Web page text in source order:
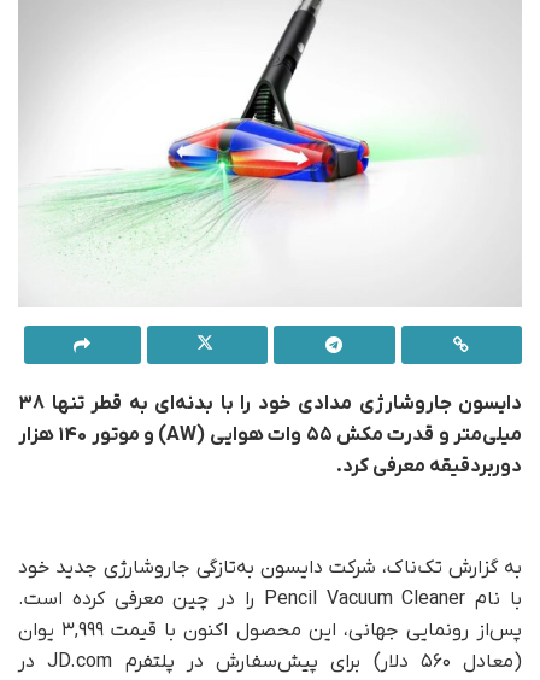
دایسون جاروشارژی مدادی خود را با بدنه‌ای به قطر تنها ۳۸
میلی‌متر و قدرت مکش ۵۵ وات هوایی (AW) و موتور ۱۴۰ هزار
دوربردقیقه معرفی کرد.
به گزارش تک‌ناک، شرکت دایسون به‌تازگی جاروشارژی جدید خود
با نام Pencil Vacuum Cleaner را در چین معرفی کرده است.
پس‌از رونمایی جهانی، این محصول اکنون با قیمت ۳,۹۹۹ یوان
(معادل ۵۶۰ دلار) برای پیش‌سفارش در پلتفرم JD.com در